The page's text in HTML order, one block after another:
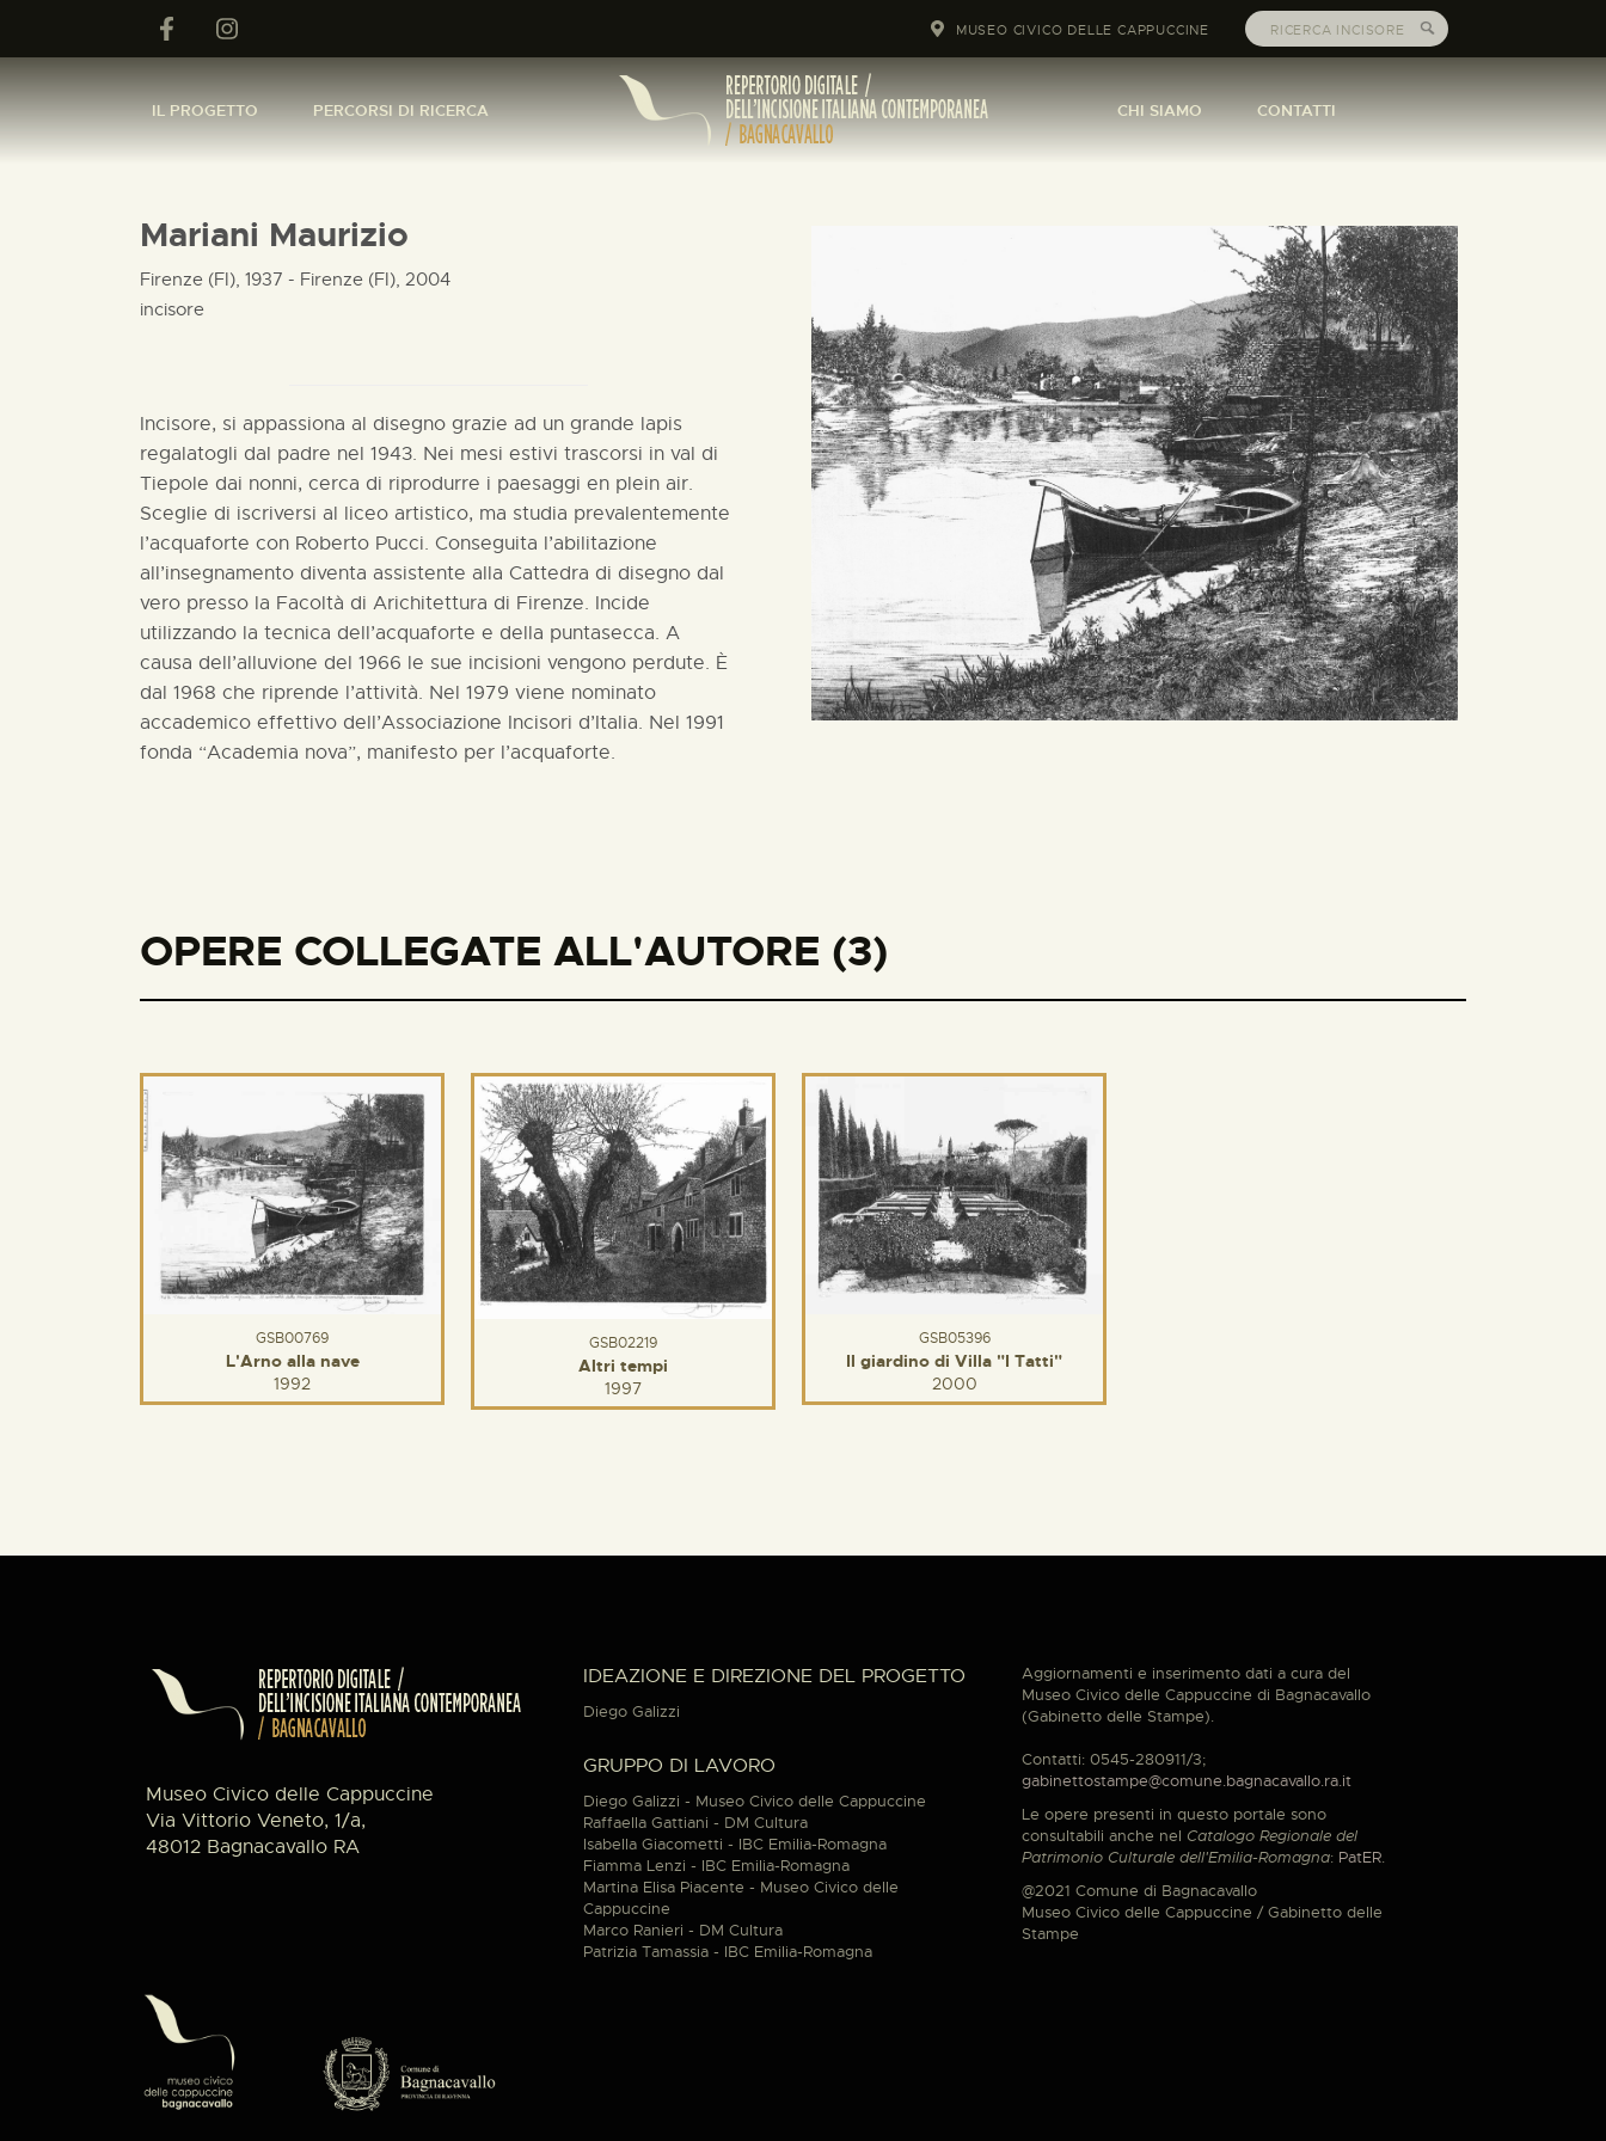
MUSEO CIVICO DELLE CAPPUCCINE
IL PROGETTO PERCORSI DI RICERCA CHI SIAMO CONTATTI
Mariani Maurizio
Firenze (FI), 1937 - Firenze (FI), 2004
incisore
Incisore, si appassiona al disegno grazie ad un grande lapis
regalatogli dal padre nel 1943. Nei mesi estivi trascorsi in val di
Tiepole dai nonni, cerca di riprodurre i paesaggi en plein air.
Sceglie di iscriversi al liceo artistico, ma studia prevalentemente
l’acquaforte con Roberto Pucci. Conseguita l’abilitazione
all’insegnamento diventa assistente alla Cattedra di disegno dal
vero presso la Facoltà di Arichitettura di Firenze. Incide
utilizzando la tecnica dell’acquaforte e della puntasecca. A
causa dell’alluvione del 1966 le sue incisioni vengono perdute. È
dal 1968 che riprende l’attività. Nel 1979 viene nominato
accademico effettivo dell’Associazione Incisori d’Italia. Nel 1991
fonda “Academia nova”, manifesto per l’acquaforte.
OPERE COLLEGATE ALL'AUTORE (3)
GSB00769
L'Arno alla nave
1992
GSB02219
Altri tempi
1997
GSB05396
Il giardino di Villa "I Tatti"
2000
Museo Civico delle Cappuccine
Via Vittorio Veneto, 1/a,
48012 Bagnacavallo RA
IDEAZIONE E DIREZIONE DEL PROGETTO
Diego Galizzi
GRUPPO DI LAVORO
Diego Galizzi - Museo Civico delle Cappuccine
Raffaella Gattiani - DM Cultura
Isabella Giacometti - IBC Emilia-Romagna
Fiamma Lenzi - IBC Emilia-Romagna
Martina Elisa Piacente - Museo Civico delle
Cappuccine
Marco Ranieri - DM Cultura
Patrizia Tamassia - IBC Emilia-Romagna
Aggiornamenti e inserimento dati a cura del
Museo Civico delle Cappuccine di Bagnacavallo
(Gabinetto delle Stampe).
Contatti: 0545-280911/3;
gabinettostampe@comune.bagnacavallo.ra.it
Le opere presenti in questo portale sono
consultabili anche nel Catalogo Regionale del
Patrimonio Culturale dell'Emilia-Romagna: PatER.
@2021 Comune di Bagnacavallo
Museo Civico delle Cappuccine / Gabinetto delle
Stampe